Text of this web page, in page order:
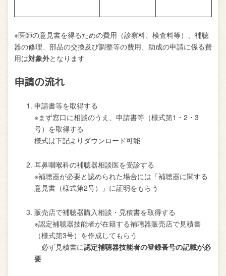
※医師の意見書を得るための費用（診察料、検査料等）、補聴
器の修理、部品の交換及び調整等の費用、助成の申請に係る費
用は対象外となります
申請の流れ
申請書等を取得する
※まず窓口に相談のうえ、申請書等（様式第1・2・3
号）を取得する
様式は下記よりダウンロード可能
耳鼻咽喉科の補聴器相談医を受診する
※補聴器が必要と認められた場合には「補聴器に関する
意見書（様式第2号）」に証明をもらう
販売店で補聴器購入相談・見積書を取得する
※認定補聴器技能者が在籍する補聴器販売店で見積書
（様式第3号）を作成してもらう
必ず見積書に認定補聴器技能者の登録番号の記載が必
要